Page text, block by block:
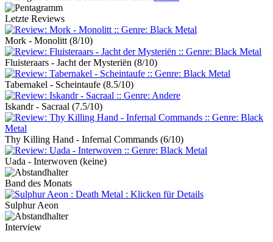
Letzte Reviews
Mork - Monolitt (8/10)
Fluisteraars - Jacht der Mysteriën (8/10)
Tabernakel - Scheintaufe (8.5/10)
Iskandr - Sacraal (7.5/10)
Thy Killing Hand - Infernal Commands (6/10)
Uada - Interwoven (keine)
Band des Monats
Sulphur Aeon
Interview